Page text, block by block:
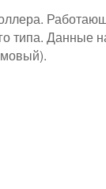
типа. Данные